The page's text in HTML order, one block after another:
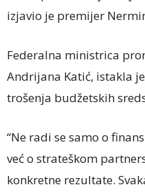
izjavio je premijer
Federalna ministrica
Andrijana Katić, istakla
trošenja budžetskih
“Ne radi se samo o
već o strateškom
konkretne rezultate.